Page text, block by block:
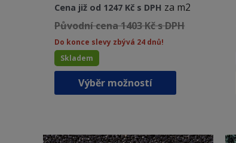
Cena již od 1247 Kč s DPH za m2
Původní cena 1403 Kč s DPH
Do konce slevy zbývá 24 dnů!
Skladem
Výběr možností
Tento
variant.